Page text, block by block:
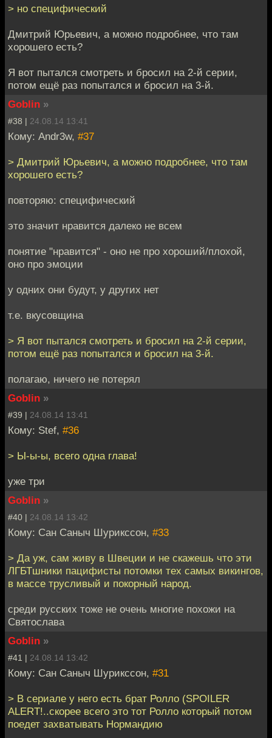
> но специфический
Дмитрий Юрьевич, а можно подробнее, что там
хорошего есть?
Я вот пытался смотреть и бросил на 2-й серии,
потом ещё раз попытался и бросил на 3-й.
Goblin »
#38 | 24.08.14 13:41
Кому: Andr3w, #37
> Дмитрий Юрьевич, а можно подробнее, что там
хорошего есть?
повторяю: специфический
это значит нравится далеко не всем
понятие "нравится" - оно не про хороший/плохой,
оно про эмоции
у одних они будут, у других нет
т.е. вкусовщина
> Я вот пытался смотреть и бросил на 2-й серии,
потом ещё раз попытался и бросил на 3-й.
полагаю, ничего не потерял
Goblin »
#39 | 24.08.14 13:41
Кому: Stef, #36
> Ы-ы-ы, всего одна глава!
уже три
Goblin »
#40 | 24.08.14 13:42
Кому: Сан Саныч Шурикссон, #33
> Да уж, сам живу в Швеции и не скажешь что эти
ЛГБТшники пацифисты потомки тех самых викингов,
в массе трусливый и покорный народ.
среди русских тоже не очень многие похожи на
Святослава
Goblin »
#41 | 24.08.14 13:42
Кому: Сан Саныч Шурикссон, #31
> В сериале у него есть брат Ролло (SPOILER
ALERT!..скорее всего это тот Ролло который потом
поедет захватывать Нормандию